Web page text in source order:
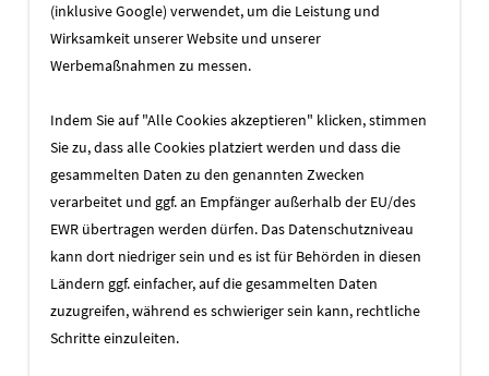
(inklusive Google) verwendet, um die Leistung und
Wirksamkeit unserer Website und unserer
Werbemaßnahmen zu messen.
Indem Sie auf "Alle Cookies akzeptieren" klicken, stimmen
Sie zu, dass alle Cookies platziert werden und dass die
gesammelten Daten zu den genannten Zwecken
verarbeitet und ggf. an Empfänger außerhalb der EU/des
EWR übertragen werden dürfen. Das Datenschutzniveau
kann dort niedriger sein und es ist für Behörden in diesen
Ländern ggf. einfacher, auf die gesammelten Daten
zuzugreifen, während es schwieriger sein kann, rechtliche
Schritte einzuleiten.